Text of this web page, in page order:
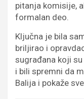
pitanja komisije,
formalan deo.
Ključna je bila
briljirao i
sugrađana koji
i bili spremni da
Balija i pokaže